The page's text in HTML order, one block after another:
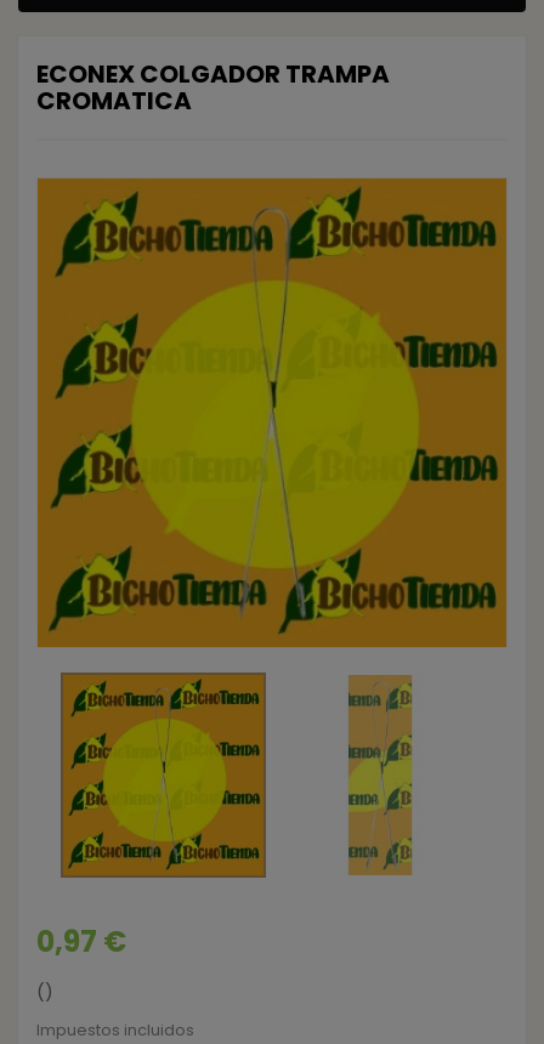
ECONEX COLGADOR TRAMPA
CROMATICA
0,97 €
()
Impuestos incluidos